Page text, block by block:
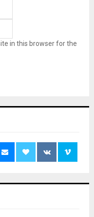
in this browser for the